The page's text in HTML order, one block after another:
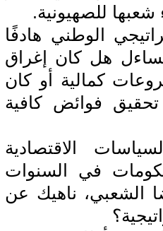
شعبها للصهيونية.
الوطني هادفًا
هل كان إغراق
كمالية أو كان
فوائض كافية
الاقتصادية
في السنوات
الشعبي، ناهيك عن